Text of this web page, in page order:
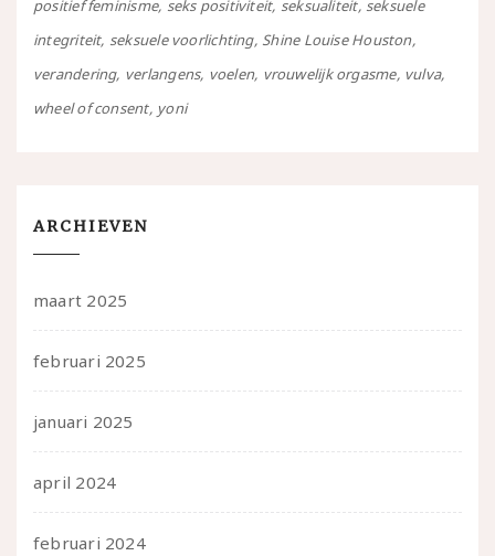
positief feminisme seks positiviteit seksualiteit seksuele
integriteit seksuele voorlichting Shine Louise Houston
verandering verlangens voelen vrouwelijk orgasme vulva
wheel of consent yoni
ARCHIEVEN
maart 2025
februari 2025
januari 2025
april 2024
februari 2024